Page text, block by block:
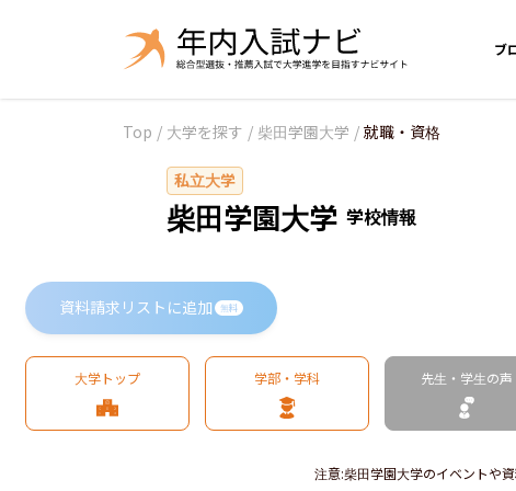
ブ
Top / 大学を探す / 柴田学園大学 / 就職・資格
私立大学
柴田学園大学 学校情報
資料請求リストに追加 無料
大学トップ 学部・学科 先生・学生の声
注意:柴田学園大学のイベントや